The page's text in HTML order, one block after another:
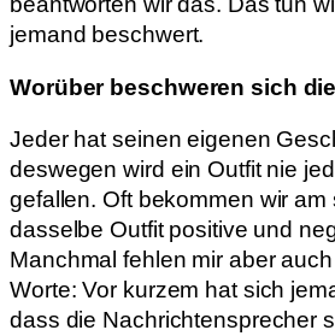
jemand beschwert.
Worüber beschweren sich
Jeder hat seinen eigenen
deswegen wird ein Outfit nie
gefallen. Oft bekommen wir am
dasselbe Outfit positive und
Manchmal fehlen mir aber
Worte: Vor kurzem hat sich
dass die Nachrichtensprecher